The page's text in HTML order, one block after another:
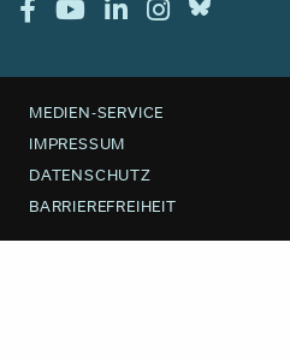
MEDIEN-SERVICE
IMPRESSUM
DATENSCHUTZ
BARRIEREFREIHEIT